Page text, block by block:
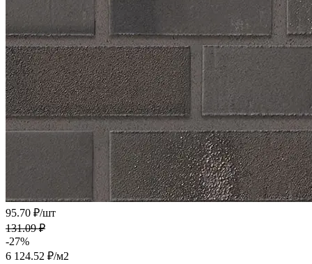
95.70 ₽/шт
131.09 ₽
-27%
6 124.52 ₽/м2